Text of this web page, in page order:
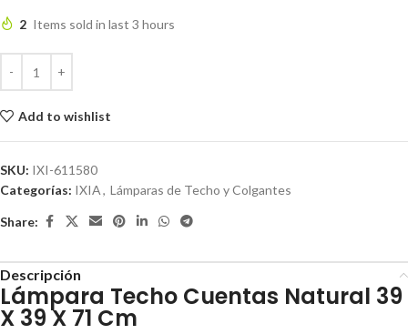
2 Items sold in last 3 hours
Add to wishlist
SKU: IXI-611580
Categorías: IXIA, Lámparas de Techo y Colgantes
Share:
Descripción
Lámpara Techo Cuentas Natural 39
X 39 X 71 Cm